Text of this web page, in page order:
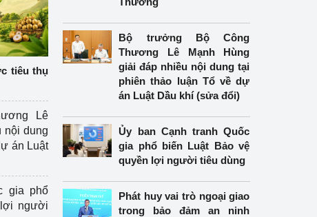
tiêu thụ
Lê
nội dung
án Luật
gia phổ
người
Bộ trưởng Bộ Công
Thương Lê Mạnh Hùng
giải đáp nhiều nội dung tại
phiên thảo luận Tổ về dự
án Luật Dầu khí (sửa đổi)
Ủy ban Cạnh tranh Quốc
gia phổ biến Luật Bảo vệ
quyền lợi người tiêu dùng
Phát huy vai trò ngoại giao
trong bảo đảm an ninh